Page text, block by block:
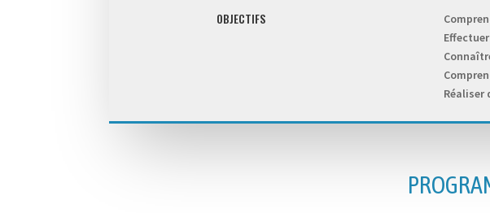
OBJECTIFS
Réaliser